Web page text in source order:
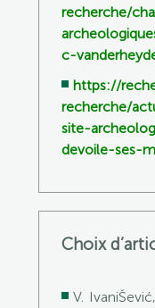
recherche/
c-
https://
recherche/
site-
devoile-ses-
Choix
V. IvaniŠević